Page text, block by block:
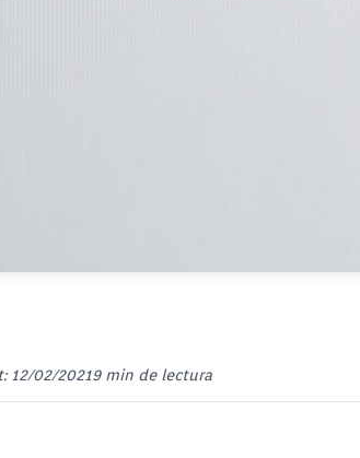
12/02/20219 min de lectura